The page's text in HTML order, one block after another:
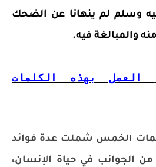
وسلم لم ينهانا عن الضحك
منه والمبالغة فيه.
العمل بهذه الكلمات
الخمس شملت عدة فوائد
الجوانب في حياة الإنسان،